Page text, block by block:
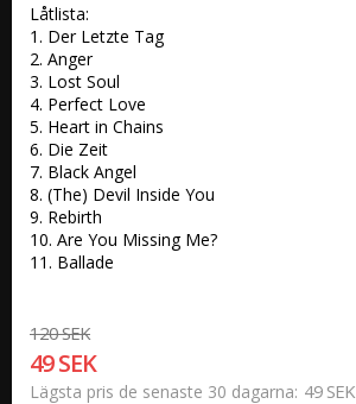
Låtlista:
1. Der Letzte Tag
2. Anger
3. Lost Soul
4. Perfect Love
5. Heart in Chains
6. Die Zeit
7. Black Angel
8. (The) Devil Inside You
9. Rebirth
10. Are You Missing Me?
11. Ballade
120 SEK
49 SEK
Lägsta pris de senaste 30 dagarna 49 SEK